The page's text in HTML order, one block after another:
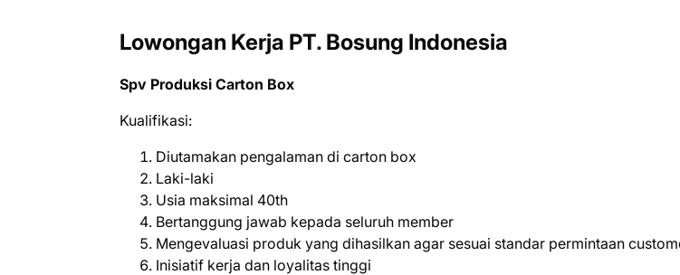
Lowongan Kerja PT. Bosung Indonesia
Spv Produksi Carton Box
Kualifikasi:
Diutamakan pengalaman di carton box
Laki-laki
Usia maksimal 40th
Bertanggung jawab kepada seluruh member
Mengevaluasi produk yang dihasilkan agar sesuai standar permintaan
Inisiatif kerja dan loyalitas tinggi